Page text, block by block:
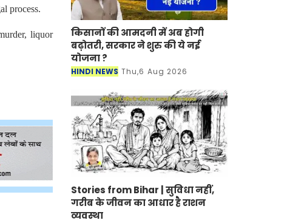
process.
liquor
किसानों की आमदनी में अब होगी
बढ़ोतरी, सरकार ने शुरु की ये नई
योजना ?
HINDI NEWS Thu,6 Aug 2026
Stories from Bihar | सुविधा नहीं,
गरीब के जीवन का आधार है राशन
व्यवस्था